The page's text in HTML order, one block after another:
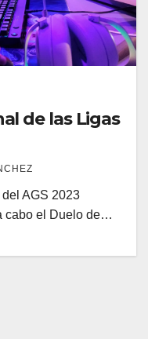
de las Ligas
AGS 2023
cabo el Duelo de…